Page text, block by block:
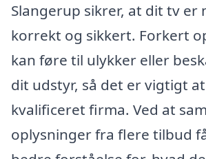
Slangerup sikrer, at dit tv er
korrekt og sikkert. Forkert
kan føre til ulykker eller
dit udstyr, så det er vigtigt
kvalificeret firma. Ved at
oplysninger fra flere tilbud